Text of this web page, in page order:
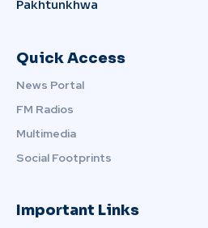
Pakhtunkhwa
Quick Access
News Portal
FM Radios
Multimedia
Social Footprints
Important Links